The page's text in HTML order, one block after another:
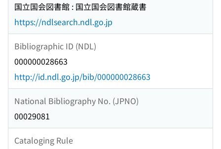
国立国会図書館 : 国立国会図書館蔵書
https://ndlsearch.ndl.go.jp
Bibliographic ID (NDL)
000000028663
http://id.ndl.go.jp/bib/000000028663
National Bibliography No. (JPNO)
00029081
Cataloging Rule